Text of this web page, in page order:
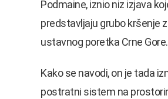
Podmaine, iznio niz izjava
predstavljaju grubo kršenje
ustavnog poretka Crne Gore.
Kako se navodi, on je tada
postratni sistem na